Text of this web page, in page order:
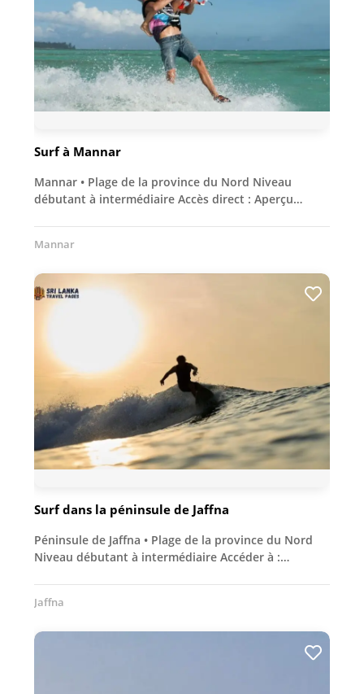
Surf à Mannar
Mannar • Plage de la province du Nord Niveau
débutant à intermédiaire Accès direct : Aperçu…
Mannar
Surf dans la péninsule de Jaffna
Péninsule de Jaffna • Plage de la province du Nord
Niveau débutant à intermédiaire Accéder à :…
Jaffna